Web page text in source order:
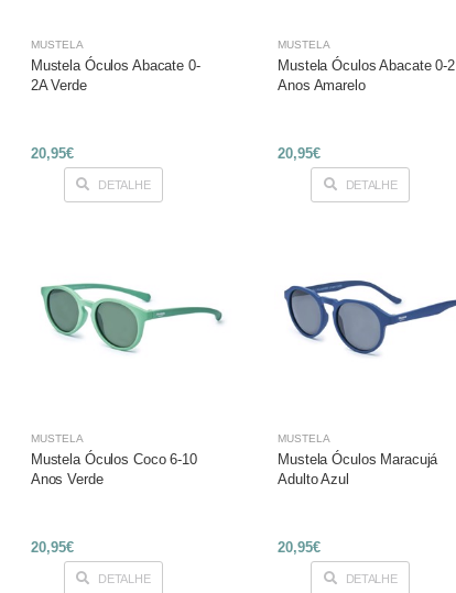
MUSTELA
Mustela Óculos Abacate 0-
2A Verde
20,95€
DETALHE
MUSTELA
Mustela Óculos Abacate 0-2
Anos Amarelo
20,95€
DETALHE
MUSTELA
Mustela Óculos Coco 6-10
Anos Verde
20,95€
DETALHE
MUSTELA
Mustela Óculos Maracujá
Adulto Azul
20,95€
DETALHE